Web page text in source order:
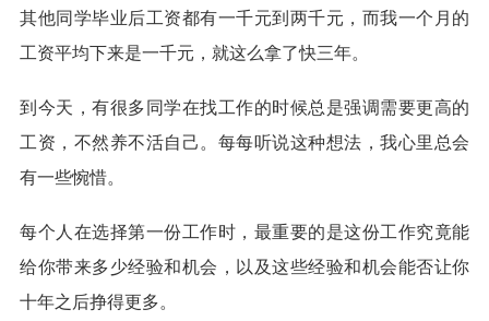
其他同学毕业后工资都有一千元到两千元，而我一个月的
工资平均下来是一千元，就这么拿了快三年。
到今天，有很多同学在找工作的时候总是强调需要更高的
工资，不然养不活自己。每每听说这种想法，我心里总会
有一些惋惜。
每个人在选择第一份工作时，最重要的是这份工作究竟能
给你带来多少经验和机会，以及这些经验和机会能否让你
十年之后挣得更多。